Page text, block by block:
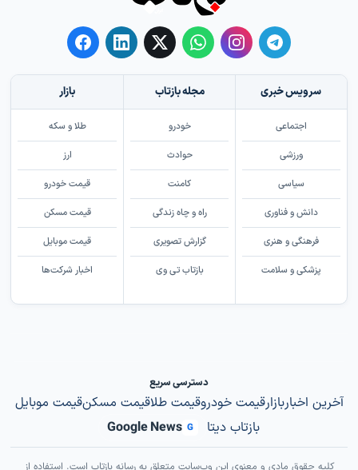
سرویس خبری
اجتماعی
ورزشی
سیاسی
دانش و فناوری
فرهنگی و هنری
پزشکی و سلامت
مجله بازتاب
خودرو
حوادث
کامنت
راه و چاه زندگی
گزارش تصویری
بازتاب تی وی
بازار
طلا و سکه
ارز
قیمت خودرو
قیمت مسکن
قیمت موبایل
اخبار شرکت‌ها
دسترسی سریع
آخرین اخباربازارقیمت خودروقیمت طلاقیمت مسکنقیمت موبایل
بازتاب دیتا
G
Google News
کلیه حقوق مادی و معنوی این وب‌سایت متعلق به رسانه بازتاب است. استفاده از